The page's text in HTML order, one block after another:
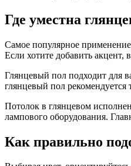
Где уместна
Самое популярное применение
Если хотите добавить акцент,
Глянцевый пол подходит для
глянцевый пол
Потолок в глянцевом
лампового оборудования.
Как правильно